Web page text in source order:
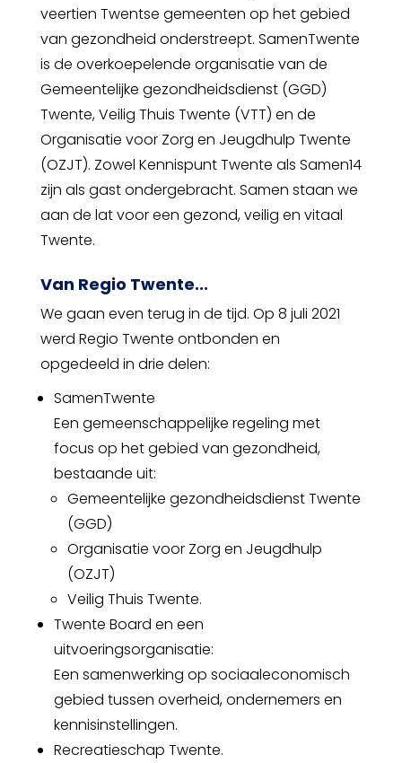
veertien Twentse gemeenten op het gebied
van gezondheid onderstreept. SamenTwente
is de overkoepelende organisatie van de
Gemeentelijke gezondheidsdienst (GGD)
Twente, Veilig Thuis Twente (VTT) en de
Organisatie voor Zorg en Jeugdhulp Twente
(OZJT). Zowel Kennispunt Twente als Samen14
zijn als gast ondergebracht. Samen staan we
aan de lat voor een gezond, veilig en vitaal
Twente.
Van Regio Twente...
We gaan even terug in de tijd. Op 8 juli 2021
werd Regio Twente ontbonden en
opgedeeld in drie delen:
SamenTwente
Een gemeenschappelijke regeling met
focus op het gebied van gezondheid,
bestaande uit:
Gemeentelijke gezondheidsdienst Twente
(GGD)
Organisatie voor Zorg en Jeugdhulp
(OZJT)
Veilig Thuis Twente.
Twente Board en een
uitvoeringsorganisatie:
Een samenwerking op sociaaleconomisch
gebied tussen overheid, ondernemers en
kennisinstellingen.
Recreatieschap Twente.